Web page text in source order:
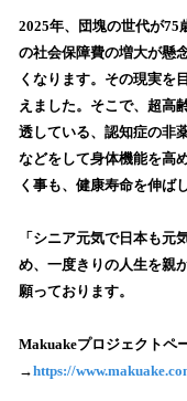
中
で
す
2025年、団塊の世代が75
の社会保障費の増大が懸
くなります。その現実を
えました。そこで、超高
透している、認知症の非
などをして身体機能を高
く事も、健康寿命を伸ば
「シニア元気で日本も元
め、一度きりの人生を親
願っております。
Makuakeプロジェクトペ
→https://